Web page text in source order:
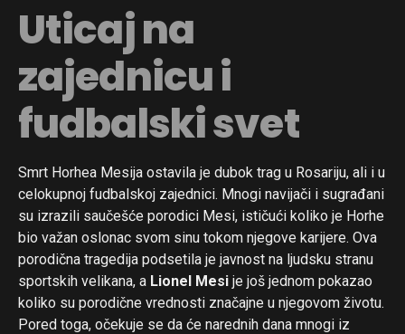
Uticaj na
zajednicu i
fudbalski svet
Smrt Horhea Mesija ostavila je dubok trag u Rosariju, ali i u
celokupnoj fudbalskoj zajednici. Mnogi navijači i sugrađani
su izrazili saučešće porodici Mesi, ističući koliko je Horhe
bio važan oslonac svom sinu tokom njegove karijere. Ova
porodična tragedija podsetila je javnost na ljudsku stranu
sportskih velikana, a Lionel Mesi je još jednom pokazao
koliko su porodične vrednosti značajne u njegovom životu.
Pored toga, očekuje se da će narednih dana mnogi iz